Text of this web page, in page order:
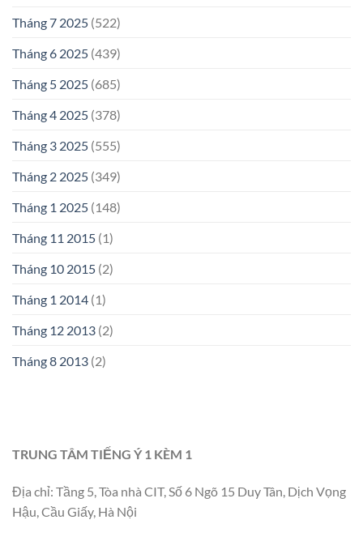
Tháng 7 2025 (522)
Tháng 6 2025 (439)
Tháng 5 2025 (685)
Tháng 4 2025 (378)
Tháng 3 2025 (555)
Tháng 2 2025 (349)
Tháng 1 2025 (148)
Tháng 11 2015 (1)
Tháng 10 2015 (2)
Tháng 1 2014 (1)
Tháng 12 2013 (2)
Tháng 8 2013 (2)
TRUNG TÂM TIẾNG Ý 1 KÈM 1
Địa chỉ: Tầng 5, Tòa nhà CIT, Số 6 Ngõ 15 Duy Tân, Dịch Vọng
Hậu, Cầu Giấy, Hà Nội